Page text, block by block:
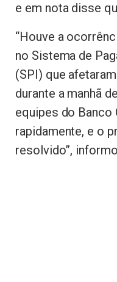
e em nota disse
“Houve a
no Sistema de
(SPI) que
durante a manhã
equipes do Banco
rapidamente, e o
resolvido”,